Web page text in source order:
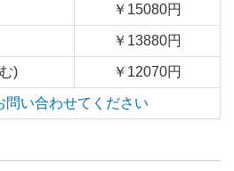
￥15080円
￥13880円
) ￥12070円
問い合わせてください